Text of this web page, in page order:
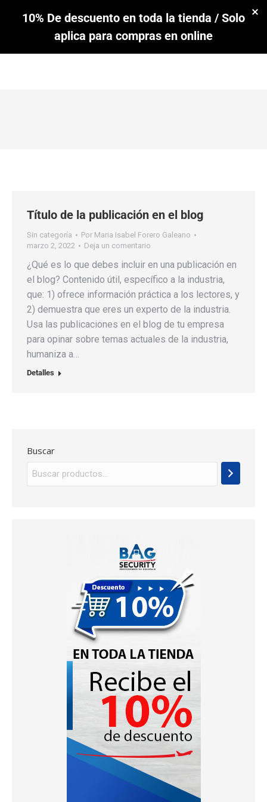
Título de la publicación en el blog
Sin categoría Por Maria Isabel Forero Galeano
marzo 2, 2022
Deja un comentario
¿Qué es lo que debes incluir en una publicación en
el blog? Contenido útil, específico a la industria,
que: 1) ofrece información práctica a los lectores, y
2) demuestra que eres un experto de la industria.
Usa las publicaciones en el blog de tu empresa
para opinar sobre temas actuales de la industria,
humaniza a…
Detalles
Buscar
10% De descuento en toda la tienda / Solo
aplica para compras en online